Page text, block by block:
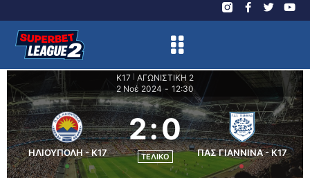
K17 ΑΓΩΝΙΣΤΙΚΗ 2
2 Νοέ 2024 - 12:30
ΗΛΙΟΥΠΟΛΗ - K17
2:0
ΤΕΛΙΚΌ ΠΑΣ ΓΙΑΝΝΙΝΑ - K17